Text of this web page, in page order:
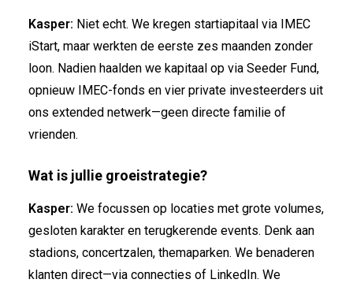
Kasper: Niet echt. We kregen startiapitaal via IMEC
iStart, maar werkten de eerste zes maanden zonder
loon. Nadien haalden we kapitaal op via Seeder Fund,
opnieuw IMEC-fonds en vier private investeerders uit
ons extended netwerk—geen directe familie of
vrienden.
Wat is jullie groeistrategie?
Kasper: We focussen op locaties met grote volumes,
gesloten karakter en terugkerende events. Denk aan
stadions, concertzalen, themaparken. We benaderen
klanten direct—via connecties of LinkedIn. We